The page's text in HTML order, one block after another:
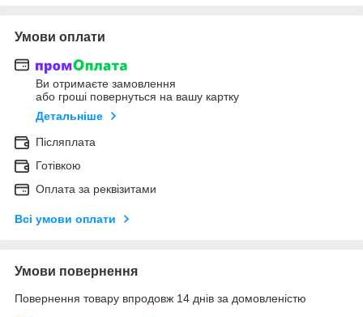
Умови оплати
Ви отримаєте замовлення
або гроші повернуться на вашу картку
Детальніше
Післяплата
Готівкою
Оплата за реквізитами
Всі умови оплати
Умови повернення
Повернення товару впродовж 14 днів за домовленістю